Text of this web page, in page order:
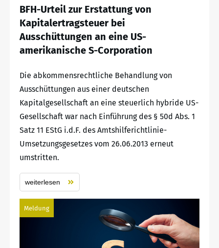
BFH-Urteil zur Erstattung von
Kapitalertragsteuer bei
Ausschüttungen an eine US-
amerikanische S-Corporation
Die abkommensrechtliche Behandlung von
Ausschüttungen aus einer deutschen
Kapitalgesellschaft an eine steuerlich hybride US-
Gesellschaft war nach Einführung des § 50d Abs. 1
Satz 11 EStG i.d.F. des Amtshilferichtlinie-
Umsetzungsgesetzes vom 26.06.2013 erneut
umstritten.
weiterlesen
Meldung